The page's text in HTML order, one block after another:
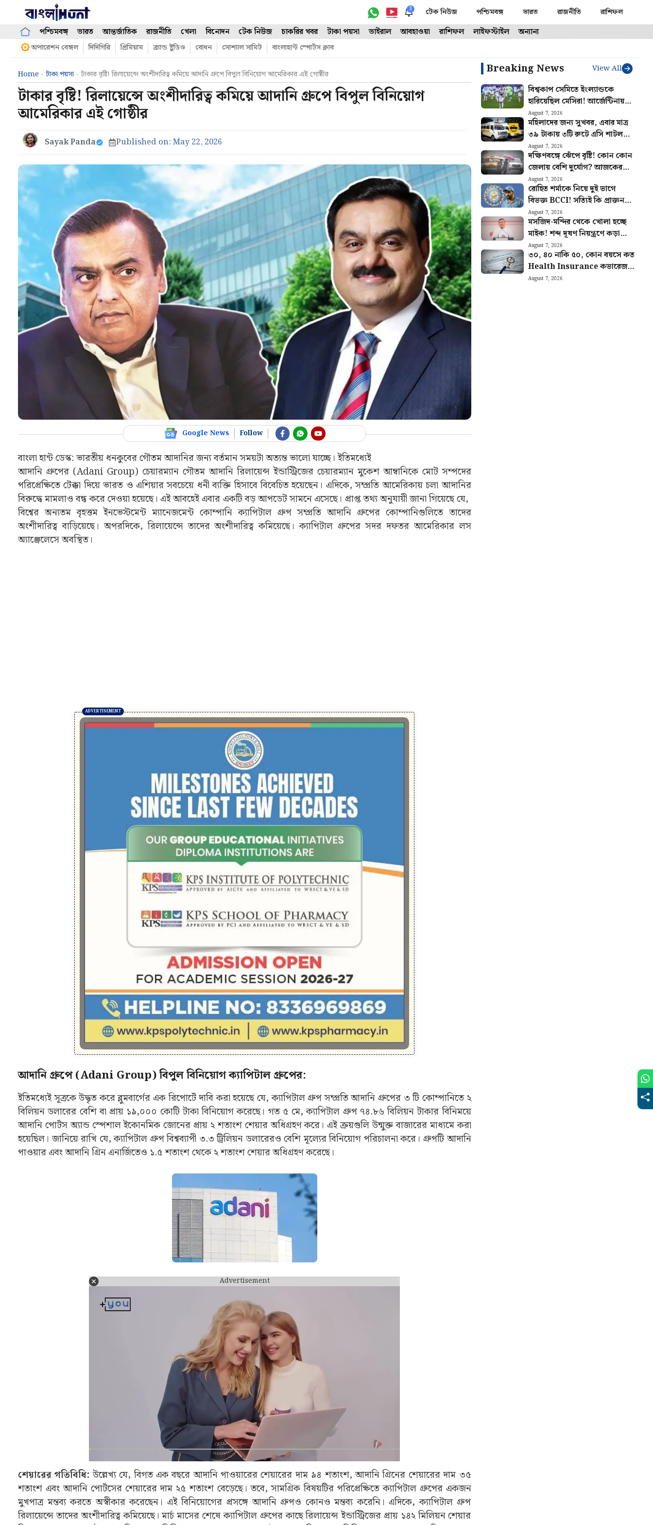
content
3 টেক নিউজ পশ্চিমবঙ্গ ভারত রাজনীতি রাশিফল
পশ্চিমবঙ্গ ভারত আন্তর্জাতিক রাজনীতি খেলা বিনোদন টেক নিউজ চাকরির খবর টাকা পয়সা ভাইরাল আবহাওয়া রাশিফল লাইফস্টাইল অন্যান্য
অপারেশন বেঙ্গল দিদিগিরি প্রিমিয়াম ব্র্যান্ড ষ্টুডিও বোধন সোশ্যাল সামিট বাংলাহান্ট স্পোর্টস ক্লাব
Home - টাকা পয়সা - টাকার বৃষ্টি! রিলায়েন্সে অংশীদারিত্ব কমিয়ে আদানি গ্রুপে বিপুল বিনিয়োগ আমেরিকার এই গোষ্ঠীর
টাকার বৃষ্টি! রিলায়েন্সে অংশীদারিত্ব কমিয়ে আদানি গ্রুপে বিপুল বিনিয়োগ
আমেরিকার এই গোষ্ঠীর
Sayak Panda Published on: May 22, 2026
Google News Follow
বাংলা হান্ট ডেস্ক: ভারতীয় ধনকুবের গৌতম আদানির জন্য বর্তমান সময়টা অত্যন্ত ভালো যাচ্ছে। ইতিমধ্যেই
আদানি গ্রুপের (Adani Group) চেয়ারম্যান গৌতম আদানি রিলায়েন্স ইন্ডাস্ট্রিজের চেয়ারম্যান মুকেশ আম্বানিকে মোট সম্পদের
পরিপ্রেক্ষিতে টেক্কা দিয়ে ভারত ও এশিয়ার সবচেয়ে ধনী ব্যক্তি হিসাবে বিবেচিত হয়েছেন। এদিকে, সম্প্রতি আমেরিকায় চলা আদানির
বিরুদ্ধে মামলাও বন্ধ করে দেওয়া হয়েছে। এই আবহেই এবার একটি বড় আপডেট সামনে এসেছে। প্রাপ্ত তথ্য অনুযায়ী জানা গিয়েছে যে,
বিশ্বের অন্যতম বৃহত্তম ইনভেস্টমেন্ট ম্যানেজমেন্ট কোম্পানি ক্যাপিটাল গ্রুপ সম্প্রতি আদানি গ্রুপের কোম্পানিগুলিতে তাদের
অংশীদারিত্ব বাড়িয়েছে। অপরদিকে, রিলায়েন্সে তাদের অংশীদারিত্ব কমিয়েছে। ক্যাপিটাল গ্রুপের সদর দফতর আমেরিকার লস
অ্যাঞ্জেলেসে অবস্থিত।
আদানি গ্রুপে (Adani Group) বিপুল বিনিয়োগ ক্যাপিটাল গ্রুপের:
ইতিমধ্যেই সূত্রকে উদ্ধৃত করে ব্লুমবার্গের এক রিপোর্টে দাবি করা হয়েছে যে, ক্যাপিটাল গ্রুপ সম্প্রতি আদানি গ্রুপের ৩ টি কোম্পানিতে ২
বিলিয়ন ডলারের বেশি বা প্রায় ১৯,০০০ কোটি টাকা বিনিয়োগ করেছে। গত ৫ মে, ক্যাপিটাল গ্রুপ ৭৪.৮৬ বিলিয়ন টাকার বিনিময়ে
আদানি পোর্টস অ্যান্ড স্পেশাল ইকোনমিক জোনের প্রায় ২ শতাংশ শেয়ার অধিগ্রহণ করে। এই ক্রয়গুলি উন্মুক্ত বাজারের মাধ্যমে করা
হয়েছিল। জানিয়ে রাখি যে, ক্যাপিটাল গ্রুপ বিশ্বব্যাপী ৩.৩ ট্রিলিয়ন ডলারেরও বেশি মূল্যের বিনিয়োগ পরিচালনা করে। গ্রুপটি আদানি
পাওয়ার এবং আদানি গ্রিন এনার্জিতেও ১.৫ শতাংশ থেকে ২ শতাংশ শেয়ার অধিগ্রহণ করেছে।
Advertisement
শেয়ারের গতিবিধি: উল্লেখ্য যে, বিগত এক বছরে আদানি পাওয়ারের শেয়ারের দাম ৯৪ শতাংশ, আদানি গ্রিনের শেয়ারের দাম ৩৫
শতাংশ এবং আদানি পোর্টসের শেয়ারের দাম ২৫ শতাংশ বেড়েছে। তবে, সামগ্রিক বিষয়টির পরিপ্রেক্ষিতে ক্যাপিটাল গ্রুপের একজন
মুখপাত্র মন্তব্য করতে অস্বীকার করেছেন। এই বিনিয়োগের প্রসঙ্গে আদানি গ্রুপও কোনও মন্তব্য করেনি। এদিকে, ক্যাপিটাল গ্রুপ
রিলায়েন্সে তাদের অংশীদারিত্ব কমিয়েছে। মার্চ মাসের শেষে ক্যাপিটাল গ্রুপের কাছে রিলায়েন্স ইন্ডাস্ট্রিজের প্রায় ১৪২ মিলিয়ন শেয়ার
Breaking News View All
বিশ্বকাপ সেমিতে ইংল্যান্ডকে
হারিয়েছিল মেসিরা! আর্জেন্টিনায়
বিশেষ দিনটি স্মরণীয় করে রাখতে
নেওয়া হলো বড় উদ্যোগ
August 7, 2026
মহিলাদের জন্য সুখবর, এবার মাত্র
৩৯ টাকায় ৩টি রুটে এসি শাটল
পরিষেবা চালু Yatri Sathi-র
August 7, 2026
দক্ষিণবঙ্গে ঝেঁপে বৃষ্টি! কোন কোন
জেলায় বেশি দুর্যোগ? আজকের
আবহাওয়ার খবর
August 7, 2026
রোহিত শর্মাকে নিয়ে দুই ভাগে
বিভক্ত BCCI! সত্যিই কি প্রাক্তন
ভারতীয় অধিনায়কের অবসর চাইছে
বোর্ড
August 7, 2026
মসজিদ-মন্দির থেকে খোলা হচ্ছে
মাইক! শব্দ দূষণ নিয়ন্ত্রণে কড়া
ব্যবস্থা রাজ্য সরকারের
August 7, 2026
৩০, ৪০ নাকি ৫০, কোন বয়সে কত
Health Insurance কভারেজ
দরকার? জানালেন বিশেষজ্ঞরা
August 7, 2026